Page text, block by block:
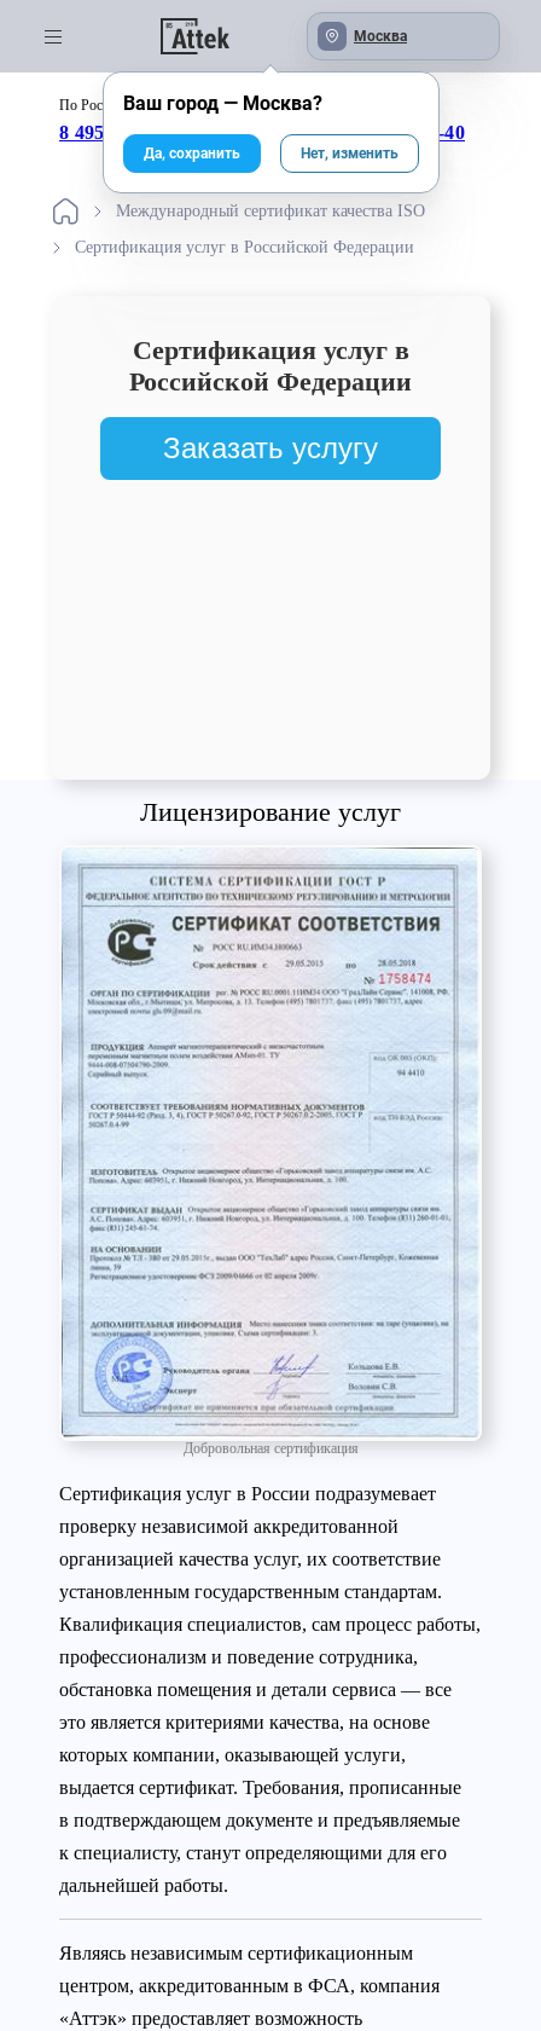
Москва
По России бесплатно:
8 495 246-04-43 8 800 333-25-40
Международный сертификат качества ISO
Сертификация услуг в Российской Федерации
Сертификация услуг в
Российской Федерации
Заказать услугу
Лицензирование услуг
Добровольная сертификация
Сертификация услуг в России подразумевает
проверку независимой аккредитованной
организацией качества услуг, их соответствие
установленным государственным стандартам.
Квалификация специалистов, сам процесс работы,
профессионализм и поведение сотрудника,
обстановка помещения и детали сервиса — все
это является критериями качества, на основе
которых компании, оказывающей услуги,
выдается сертификат. Требования, прописанные
в подтверждающем документе и предъявляемые
к специалисту, станут определяющими для его
дальнейшей работы.
Являясь независимым сертификационным
центром, аккредитованным в ФСА, компания
«Аттэк» предоставляет возможность
Ваш город — Москва?
Да, сохранить Нет, изменить